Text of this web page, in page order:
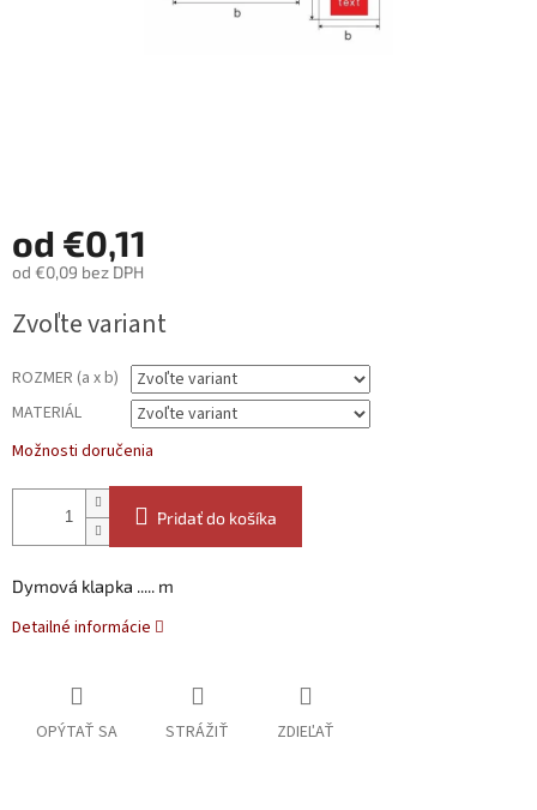
od €0,11
od €0,09 bez DPH
cena:
Zvoľte variant
ROZMER (a x b)
MATERIÁL
Možnosti doručenia
Pridať do košíka
Dymová klapka ..... m
Detailné informácie
OPÝTAŤ SA STRÁŽIŤ ZDIEĽAŤ